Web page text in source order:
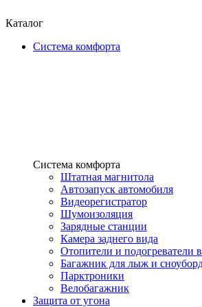
Каталог
Система комфорта
Система комфорта
Штатная магнитола
Автозапуск автомобиля
Видеорегистратор
Шумоизоляция
Зарядные станции
Камера заднего вида
Отопители и подогреватели
Багажник для лыж и
Парктроники
Велобагажник
Защита от угона